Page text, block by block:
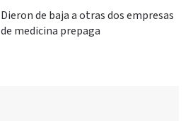
Dieron de baja a otras dos empresas
de medicina prepaga